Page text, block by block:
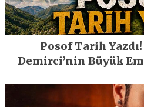
Posof Tarih
Demirci’nin Büyük